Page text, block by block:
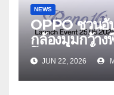
NEWS
OPPO ชวนอั
กล้องมุมกว้าง
โฟนเพื่อนซี้ เ
งาน OPPO
Launch
JUN 22, 2026